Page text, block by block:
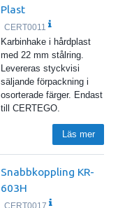
Plast
CERT0011
Karbinhake i hårdplast
med 22 mm stålring.
Levereras styckvisi
säljande förpackning i
osorterade färger. Endast
till CERTEGO.
Läs mer
Snabbkoppling KR-
603H